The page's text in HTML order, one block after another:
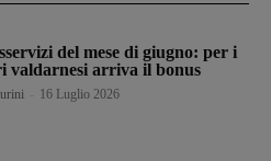
del mese di giugno: per i
valdarnesi arriva il bonus
16 Luglio 2026